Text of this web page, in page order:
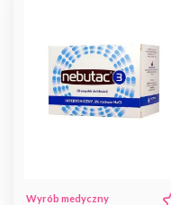
Wyrób medyczny